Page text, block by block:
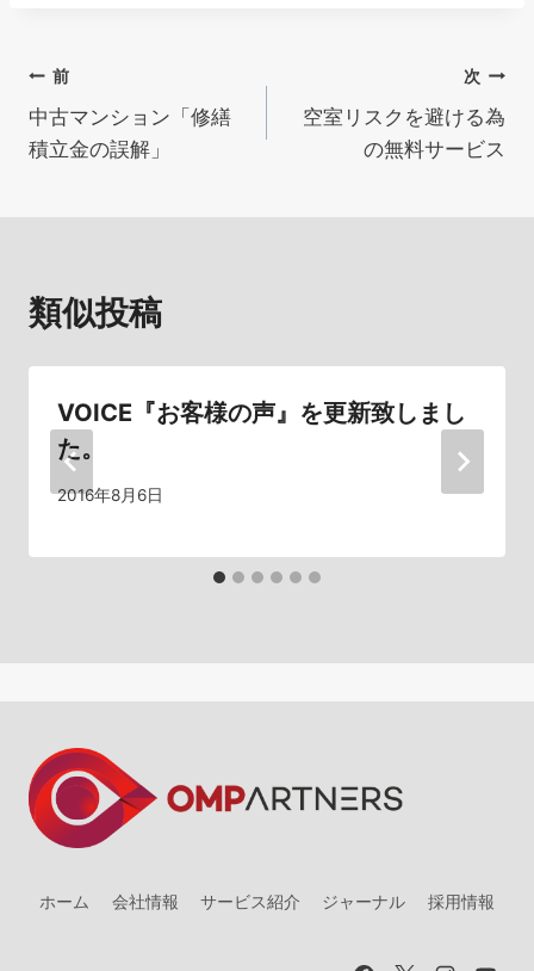
投
稿
ー
ョ
ン
前
中古マンション「修繕
積立金の誤解」
次
空室リスクを避ける為
の無料サービス
類似投稿
VOICE『お客様の声』を更新致しまし
た。
2016年8月6日
ホーム 会社情報 サービス紹介 ジャーナル 採用情報